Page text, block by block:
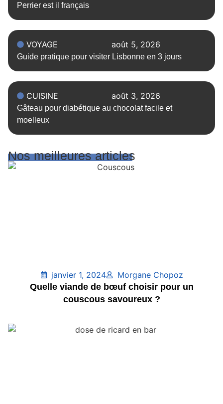
Perrier est il français
VOYAGE août 5, 2026
Guide pratique pour visiter Lisbonne en 3 jours
CUISINE août 3, 2026
Gâteau pour diabétique au chocolat facile et
moelleux
Nos meilleures articles
janvier 1, 2024
Morgane Chopoz
Quelle viande de bœuf choisir pour un
couscous savoureux ?